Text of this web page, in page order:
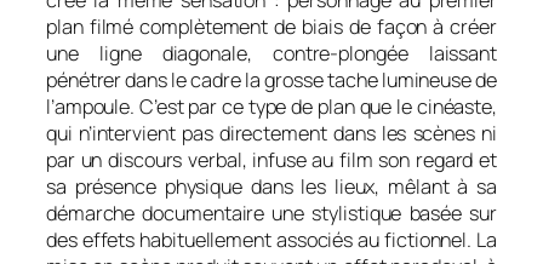
plan filmé complètement de biais de façon à créer
une ligne diagonale, contre-plongée laissant
pénétrer dans le cadre la grosse tache lumineuse de
l’ampoule. C’est par ce type de plan que le cinéaste,
qui n’intervient pas directement dans les scènes ni
par un discours verbal, infuse au film son regard et
sa présence physique dans les lieux, mêlant à sa
démarche documentaire une stylistique basée sur
des effets habituellement associés au fictionnel. La